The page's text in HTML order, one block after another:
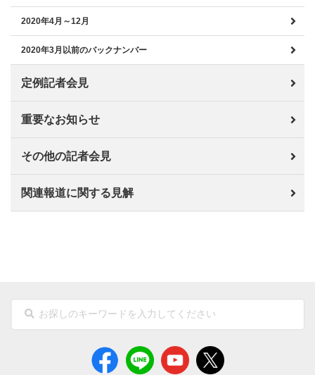
2020年4月～12月
2020年3月以前のバックナンバー
定例記者会見
重要なお知らせ
その他の記者会見
関連報道に関する見解